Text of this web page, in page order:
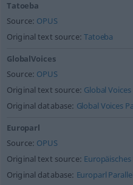
Tatoeba
Source: OPUS
Original text source:Tatoeba
GlobalVoices
Source: OPUS
Original text source: Global Voices
Original database: Global Voices
Europarl
Source: OPUS
Original text source:
Original database: Europarl